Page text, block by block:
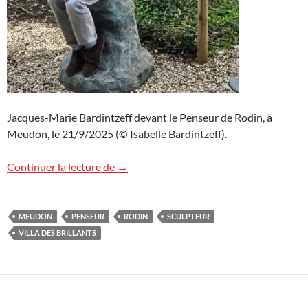
Jacques-Marie Bardintzeff devant le Penseur de Rodin, à
Meudon, le 21/9/2025 (© Isabelle Bardintzeff).
Continuer la lecture de Le Penseur de Rodin
→
MEUDON PENSEUR RODIN
SCULPTEUR
VILLA DES BRILLANTS